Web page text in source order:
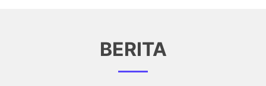
BERITA